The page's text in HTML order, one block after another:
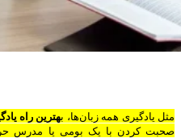
مثل یادگیری همه زبان‌ها، بهترین راه
صحبت کردن با یک بومی یا مدرس